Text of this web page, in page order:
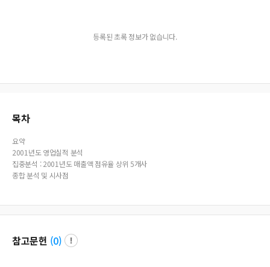
등록된 초록 정보가 없습니다.
목차
요약
2001년도 영업실적 분석
집중분석 : 2001년도 매출액 점유율 상위 5개사
종합 분석 및 시사점
참고문헌 (0)